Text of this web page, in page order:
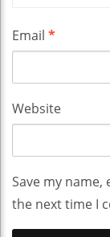
Email *
Website
Save my
the next time I